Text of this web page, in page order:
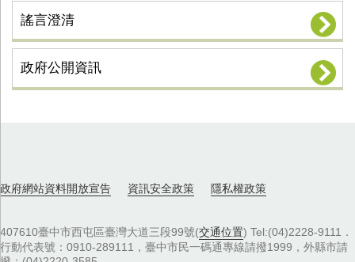
謠言澄清
政府公開資訊
政府網站資料開放宣告 資訊安全政策 隱私權政策
407610臺中市西屯區臺灣大道三段99號(交通位置) Tel:(04)2228-9111．
行動代表號：0910-289111，臺中市民一碼通專線請撥1999，外縣市請